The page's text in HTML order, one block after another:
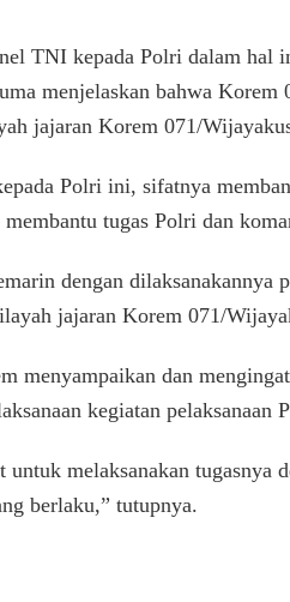
TNI kepada Polri dalam
menjelaskan bahwa
jajaran Korem 071/
Polri ini, sifatnya
tugas Polri dan
dengan dilaksanakannya
jajaran Korem 071/
menyampaikan dan
kegiatan pelaksanaan
melaksanakan tugasnya
berlaku,” tutupnya.